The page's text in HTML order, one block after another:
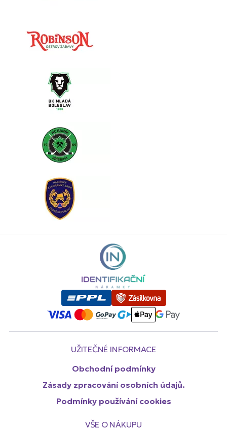
UŽITEČNÉ INFORMACE
Obchodní podmínky
Zásady zpracování osobních údajů.
Podmínky používání cookies
VŠE O NÁKUPU